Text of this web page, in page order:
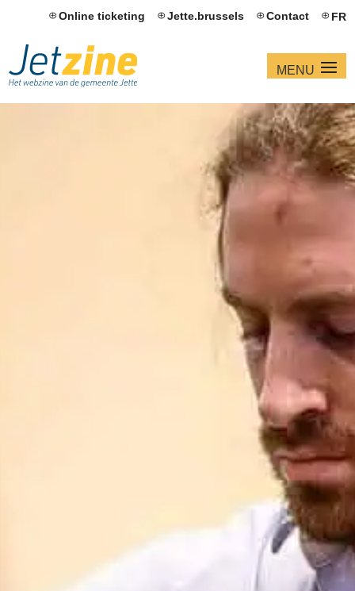
Online ticketing Jette.brussels Contact FR